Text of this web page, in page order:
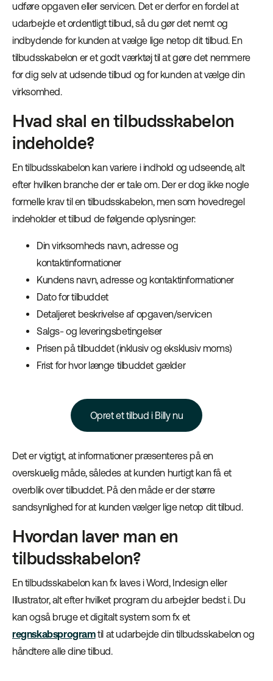
udføre opgaven eller servicen. Det er derfor en fordel at
udarbejde et ordentligt tilbud, så du gør det nemt og
indbydende for kunden at vælge lige netop dit tilbud. En
tilbudsskabelon er et godt værktøj til at gøre det nemmere
for dig selv at udsende tilbud og for kunden at vælge din
virksomhed.
Hvad skal en tilbudsskabelon
indeholde?
En tilbudsskabelon kan variere i indhold og udseende, alt
efter hvilken branche der er tale om. Der er dog ikke nogle
formelle krav til en tilbudsskabelon, men som hovedregel
indeholder et tilbud de følgende oplysninger:
Din virksomheds navn, adresse og
kontaktinformationer
Kundens navn, adresse og kontaktinformationer
Dato for tilbuddet
Detaljeret beskrivelse af opgaven/servicen
Salgs- og leveringsbetingelser
Prisen på tilbuddet (inklusiv og eksklusiv moms)
Frist for hvor længe tilbuddet gælder
Opret et tilbud i Billy nu
Det er vigtigt, at informationer præsenteres på en
overskuelig måde, således at kunden hurtigt kan få et
overblik over tilbuddet. På den måde er der større
sandsynlighed for at kunden vælger lige netop dit tilbud.
Hvordan laver man en
tilbudsskabelon?
En tilbudsskabelon kan fx laves i Word, Indesign eller
Illustrator, alt efter hvilket program du arbejder bedst i. Du
kan også bruge et digitalt system som fx et
regnskabsprogramtil at udarbejde din tilbudsskabelon og
håndtere alle dine tilbud.